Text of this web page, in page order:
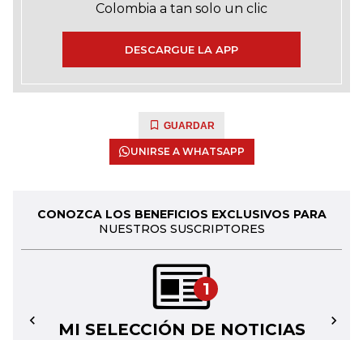
Colombia a tan solo un clic
DESCARGUE LA APP
GUARDAR
UNIRSE A WHATSAPP
CONOZCA LOS BENEFICIOS EXCLUSIVOS PARA
NUESTROS SUSCRIPTORES
1
MI SELECCIÓN DE NOTICIAS
← →